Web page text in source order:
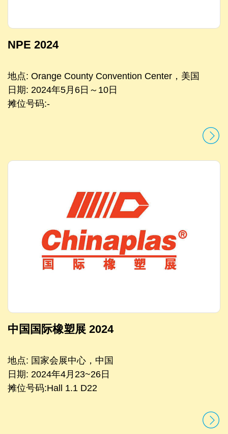
NPE 2024
地点: Orange County Convention Center，美国
日期: 2024年5月6日～10日
摊位号码:-
中国国际橡塑展 2024
地点: 国家会展中心，中国
日期: 2024年4月23~26日
摊位号码:Hall 1.1 D22